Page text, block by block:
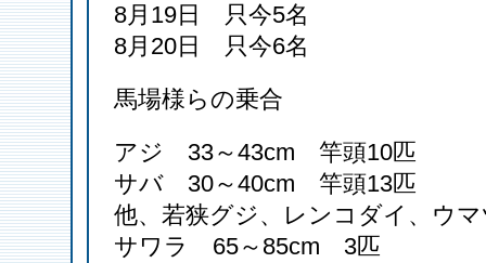
8月19日 只今5名
8月20日 只今6名
馬場様らの乗合
アジ 33～43cm 竿頭10匹
サバ 30～40cm 竿頭13匹
他、若狭グジ、レンコダイ、ウ
サワラ 65～ 85cm 3匹